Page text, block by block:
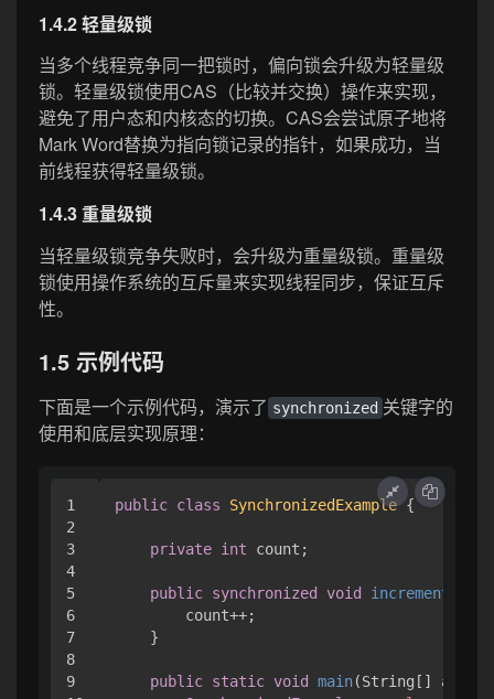
1.4.2 轻量级锁
当多个线程竞争同一把锁时，偏向锁会升级为轻量级
锁。轻量级锁使用CAS（比较并交换）操作来实现，
避免了用户态和内核态的切换。CAS会尝试原子地将
Mark Word替换为指向锁记录的指针，如果成功，当
前线程获得轻量级锁。
1.4.3 重量级锁
当轻量级锁竞争失败时，会升级为重量级锁。重量级
锁使用操作系统的互斥量来实现线程同步，保证互斥
性。
1.5 示例代码
下面是一个示例代码，演示了 synchronized 关键字的
使用和底层实现原理：
1
2
3
4
5
6
7
8
9
public class SynchronizedExample {
private int count;
public synchronized void increment
        count++;
    }
public static void main(String[] args)